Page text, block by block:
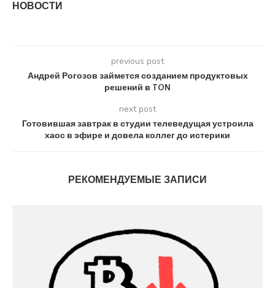
НОВОСТИ
previous post
Андрей Рогозов займется созданием продуктовых
решений в TON
next post
Готовившая завтрак в студии телеведущая устроила
хаос в эфире и довела коллег до истерики
РЕКОМЕНДУЕМЫЕ ЗАПИСИ